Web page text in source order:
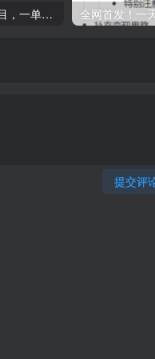
京东拍拍二手搬砖项目，一单纯利润300+，操作简单，小白兼职副业首选-品小先项目发源地
提交评